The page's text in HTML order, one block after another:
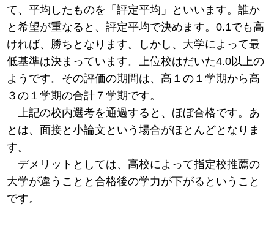
て、平均したものを「評定平均」といいます。誰か
と希望が重なると、評定平均で決めます。0.1でも高
ければ、勝ちとなります。しかし、大学によって最
低基準は決まっています。上位校はだいた4.0以上の
ようです。その評価の期間は、高１の１学期から高
３の１学期の合計７学期です。
上記の校内選考を通過すると、ほぼ合格です。あ
とは、面接と小論文という場合がほとんどとなりま
す。
デメリットとしては、高校によって指定校推薦の
大学が違うことと合格後の学力が下がるということ
です。